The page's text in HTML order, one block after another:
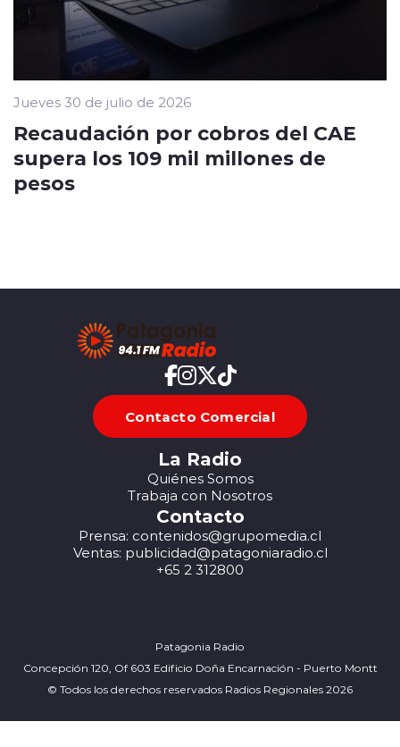
Jueves 30 de julio de 2026
Recaudación por cobros del CAE
supera los 109 mil millones de
pesos
Contacto Comercial
La Radio
Quiénes Somos
Trabaja con Nosotros
Contacto
Prensa: contenidos@grupomedia.cl
Ventas: publicidad@patagoniaradio.cl
+65 2 312800
Patagonia Radio
Concepción 120, Of 603 Edificio Doña Encarnación - Puerto Montt
© Todos los derechos reservados Radios Regionales 2026